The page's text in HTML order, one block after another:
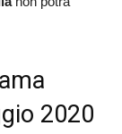
2020